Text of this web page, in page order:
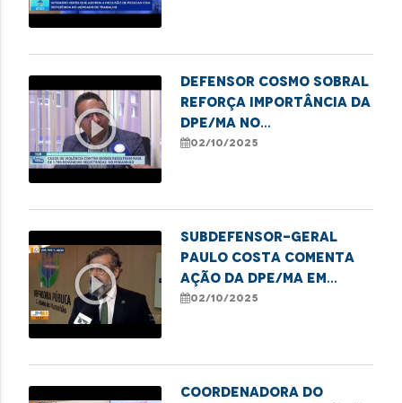
play_circle_outline
Defensor Cosmo Sobral
reforça importância da
DPE/MA no
enfrentamento à
02/10/2025
play_circle_outline
Subdefensor-geral
Paulo Costa comenta
ação da DPE/MA em
alusão ao Dia da
02/10/2025
Coordenadora do